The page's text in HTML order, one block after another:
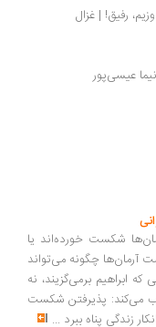
چگونه در آسیای رو به رشد، ثروت کثیف بیاندوزیم، رفیق! | غزال
خورده‌اند یا
چگونه می‌تواند
برمی‌گزیند، نه
پذیرفتن شکست
پناه ببرد...